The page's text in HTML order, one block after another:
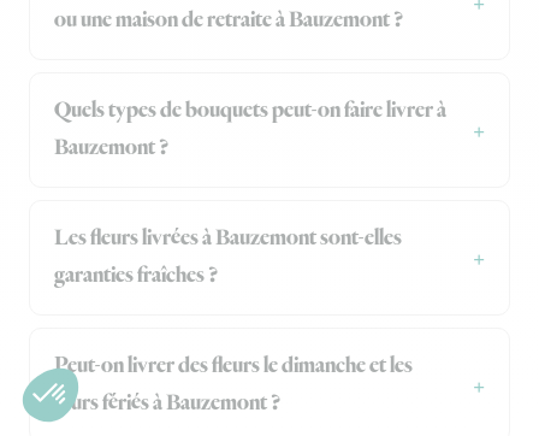
ou une maison de retraite à Bauzemont ?
Quels types de bouquets peut-on faire livrer à
Bauzemont ?
Les fleurs livrées à Bauzemont sont-elles
garanties fraîches ?
Peut-on livrer des fleurs le dimanche et les
jours fériés à Bauzemont ?